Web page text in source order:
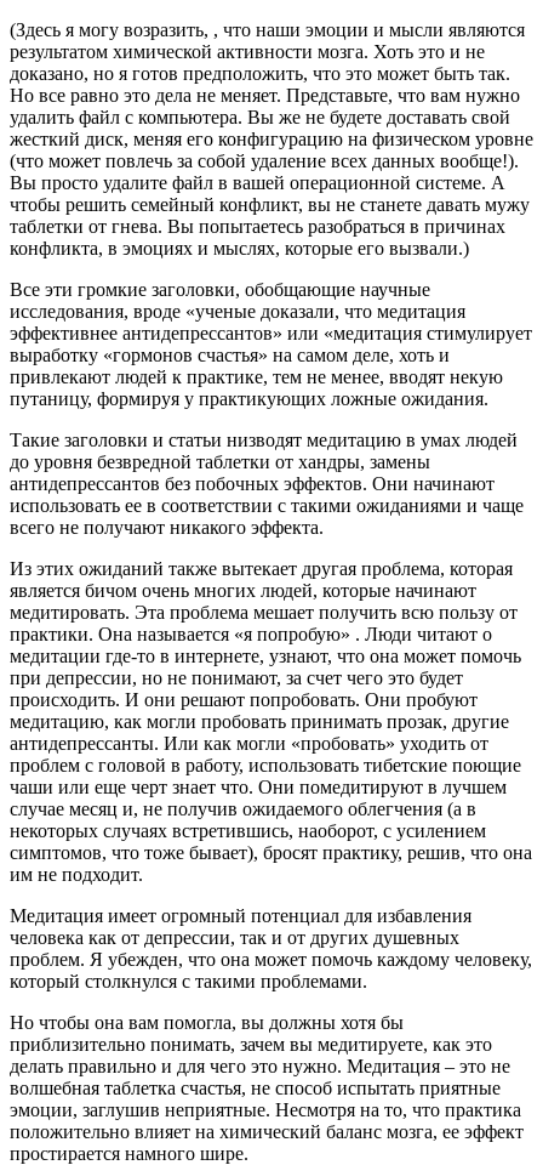
(Здесь я могу возразить, , что наши эмоции и мысли являются
результатом химической активности мозга. Хоть это и не
доказано, но я готов предположить, что это может быть так.
Но все равно это дела не меняет. Представьте, что вам нужно
удалить файл с компьютера. Вы же не будете доставать свой
жесткий диск, меняя его конфигурацию на физическом уровне
(что может повлечь за собой удаление всех данных вообще!).
Вы просто удалите файл в вашей операционной системе. А
чтобы решить семейный конфликт, вы не станете давать мужу
таблетки от гнева. Вы попытаетесь разобраться в причинах
конфликта, в эмоциях и мыслях, которые его вызвали.)
Все эти громкие заголовки, обобщающие научные
исследования, вроде «ученые доказали, что медитация
эффективнее антидепрессантов» или «медитация стимулирует
выработку «гормонов счастья» на самом деле, хоть и
привлекают людей к практике, тем не менее, вводят некую
путаницу, формируя у практикующих ложные ожидания.
Такие заголовки и статьи низводят медитацию в умах людей
до уровня безвредной таблетки от хандры, замены
антидепрессантов без побочных эффектов. Они начинают
использовать ее в соответствии с такими ожиданиями и чаще
всего не получают никакого эффекта.
Из этих ожиданий также вытекает другая проблема, которая
является бичом очень многих людей, которые начинают
медитировать. Эта проблема мешает получить всю пользу от
практики. Она называется «я попробую» . Люди читают о
медитации где-то в интернете, узнают, что она может помочь
при депрессии, но не понимают, за счет чего это будет
происходить. И они решают попробовать. Они пробуют
медитацию, как могли пробовать принимать прозак, другие
антидепрессанты. Или как могли «пробовать» уходить от
проблем с головой в работу, использовать тибетские поющие
чаши или еще черт знает что. Они помедитируют в лучшем
случае месяц и, не получив ожидаемого облегчения (а в
некоторых случаях встретившись, наоборот, с усилением
симптомов, что тоже бывает), бросят практику, решив, что она
им не подходит.
Медитация имеет огромный потенциал для избавления
человека как от депрессии, так и от других душевных
проблем. Я убежден, что она может помочь каждому человеку,
который столкнулся с такими проблемами.
Но чтобы она вам помогла, вы должны хотя бы
приблизительно понимать, зачем вы медитируете, как это
делать правильно и для чего это нужно. Медитация – это не
волшебная таблетка счастья, не способ испытать приятные
эмоции, заглушив неприятные. Несмотря на то, что практика
положительно влияет на химический баланс мозга, ее эффект
простирается намного шире.